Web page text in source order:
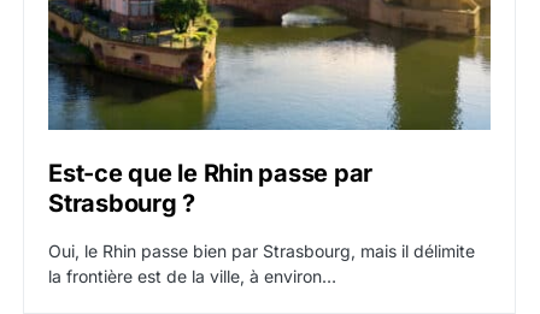
Est-ce que le Rhin passe par
Strasbourg ?
Oui, le Rhin passe bien par Strasbourg, mais il délimite
la frontière est de la ville, à environ…